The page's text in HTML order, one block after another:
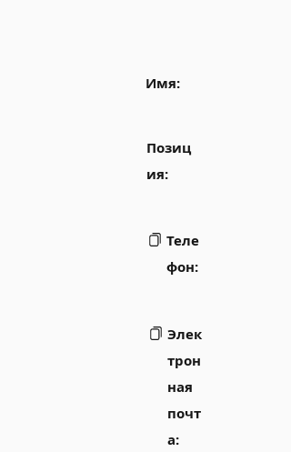
Имя:
Позиц
ия:
Теле
фон:
Элек
трон
ная
почт
а: